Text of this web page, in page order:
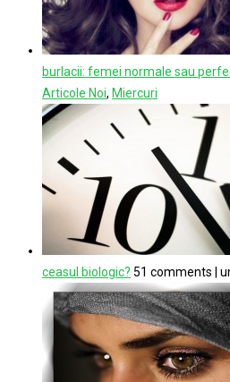
burlacii: femei normale sau
Articole Noi, Miercuri
ceasul biologic? 51 comments